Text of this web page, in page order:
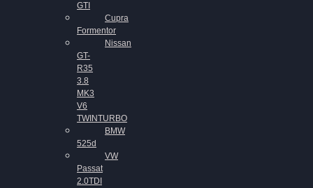
GTI
Cupra
Formentor
Nissan
GT-
R35
3.8
MK3
V6
TWINTURBO
BMW
525d
VW
Passat
2.0TDI